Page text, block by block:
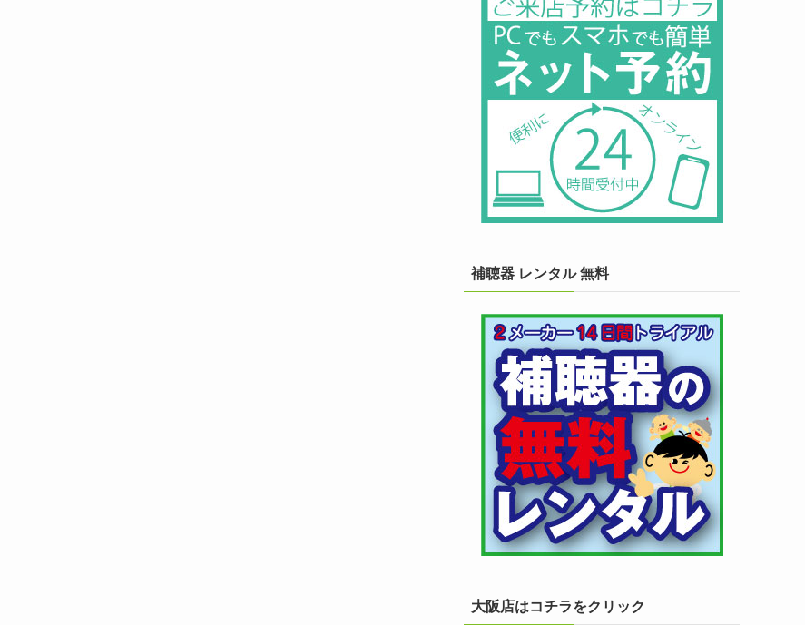
補聴器 レンタル 無料
大阪店はコチラをクリック